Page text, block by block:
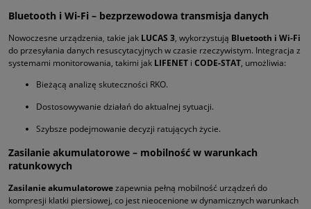
Bluetooth i Wi-Fi – bezprzewodowa transmisja danych
Nowoczesne urządzenia, takie jak LUCAS 3, wykorzystują Bluetooth i Wi-Fi
do przesyłania danych resuscytacyjnych w czasie rzeczywistym. Integracja z
systemami monitorowania, takimi jak LIFENET i CODE-STAT, umożliwia:
Bieżącą analizę skuteczności RKO.
Dostosowywanie działań do aktualnej sytuacji.
Szybsze podejmowanie decyzji ratujących życie.
Zasilanie akumulatorowe – mobilność w warunkach
ratunkowych
Zasilanie akumulatorowezapewnia pełną mobilność urządzeń do
kompresji klatki piersiowej, co jest nieocenione w dynamicznych warunkach